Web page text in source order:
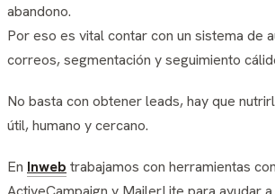
abandono.
Por eso es vital contar con un sistema de
correos, segmentación y seguimiento
No basta con obtener leads, hay que
útil, humano y cercano.
En Inweb trabajamos con herramientas